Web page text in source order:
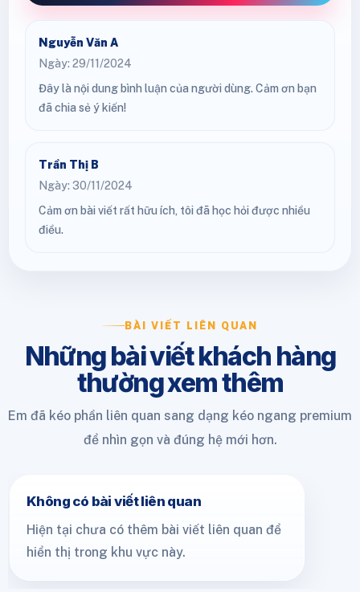
Nguyễn Văn A
Ngày: 29/11/2024
Đây là nội dung bình luận của người dùng. Cảm ơn bạn
đã chia sẻ ý kiến!
Trần Thị B
Ngày: 30/11/2024
Cảm ơn bài viết rất hữu ích, tôi đã học hỏi được nhiều
điều.
BÀI VIẾT LIÊN QUAN
Những bài viết khách hàng
thường xem thêm
Em đã kéo phần liên quan sang dạng kéo ngang premium
để nhìn gọn và đúng hệ mới hơn.
Không có bài viết liên quan
Hiện tại chưa có thêm bài viết liên quan để
hiển thị trong khu vực này.